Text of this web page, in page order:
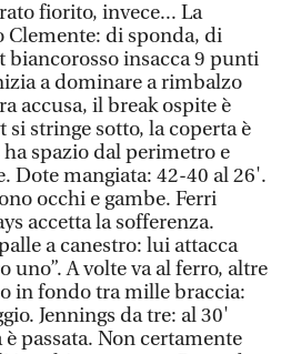
fiorito, invece... La
di sponda, di
insacca 9 punti
a dominare a rimbalzo
accusa, il break ospite è
si stringe sotto, la coperta è
spazio dal perimetro e
Dote mangiata: 42-40 al 26'.
occhi e gambe. Ferri
accetta la sofferenza.
a canestro: lui attacca
uno”. A volte va al ferro, altre
in fondo tra mille braccia:
Jennings da tre: al 30'
passata. Non certamente